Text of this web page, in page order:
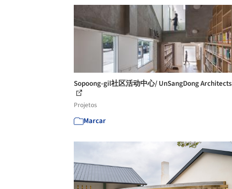
Sopoong-gil社区活动中心/ UnSangDong Architects
Projetos
Marcar